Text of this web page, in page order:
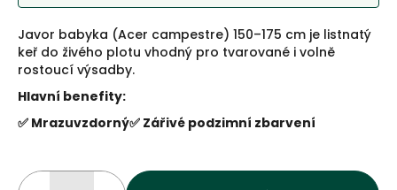
Javor babyka (Acer campestre) 150–175 cm je listnatý
keř do živého plotu vhodný pro tvarované i volně
rostoucí výsadby.
Hlavní benefity:
✅ Mrazuvzdorný✅ Zářivé podzimní zbarvení